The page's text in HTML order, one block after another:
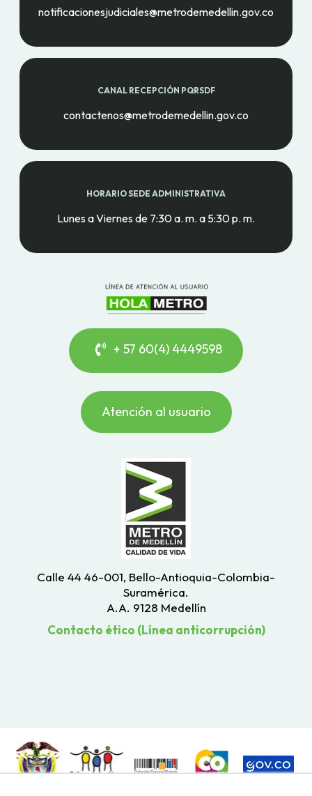
notificacionesjudiciales@metrodemedellin.gov.co
CANAL RECEPCIÓN PQRSDF
contactenos@metrodemedellin.gov.co
HORARIO SEDE ADMINISTRATIVA
Lunes a Viernes de 7:30 a. m. a 5:30 p. m.
+ 57 60(4) 4449598
Atención al usuario
Calle 44 46-001, Bello-Antioquia-Colombia-
Suramérica.
A.A. 9128 Medellín
Contacto ético (Línea anticorrupción)